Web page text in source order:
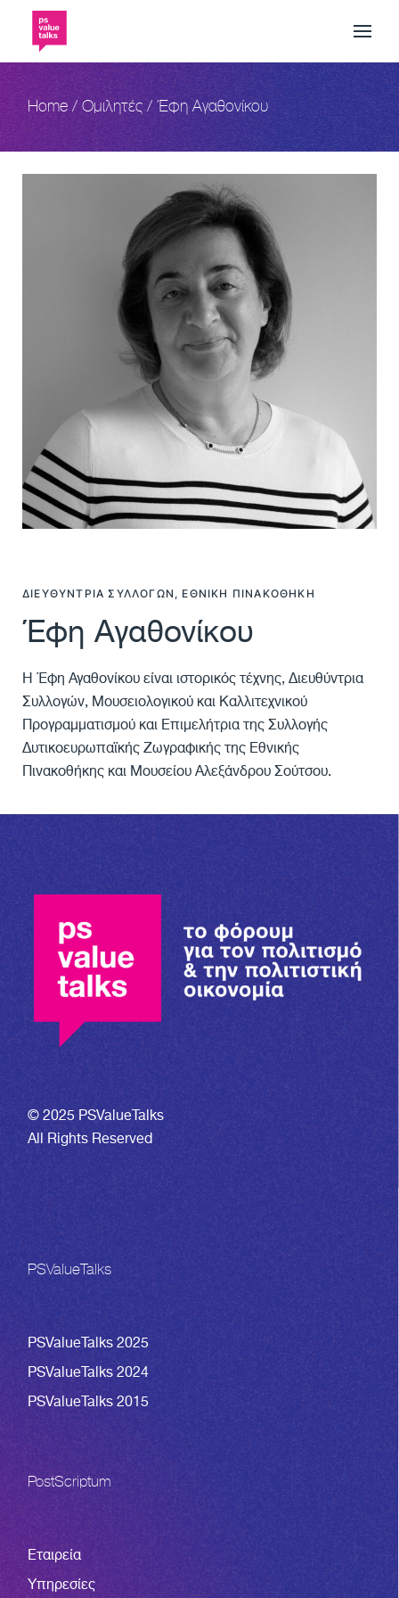
content
Home Ομιλητές Έφη Αγαθονίκου
ΔΙΕΥΘΎΝΤΡΙΑ ΣΥΛΛΟΓΏΝ, ΕΘΝΙΚΉ ΠΙΝΑΚΟΘΉΚΗ
Έφη Αγαθονίκου
H Έφη Αγαθονίκου είναι ιστορικός τέχνης, Διευθύντρια
Συλλογών, Μουσειολογικού και Καλλιτεχνικού
Προγραμματισμού και Επιμελήτρια της Συλλογής
Δυτικοευρωπαϊκής Ζωγραφικής της Εθνικής
Πινακοθήκης και Μουσείου Αλεξάνδρου Σούτσου.
© 2025 PSValueTalks
All Rights Reserved
PSValueTalks
PSValueTalks 2025
PSValueTalks 2024
PSValueTalks 2015
PostScriptum
Εταιρεία
Υπηρεσίες